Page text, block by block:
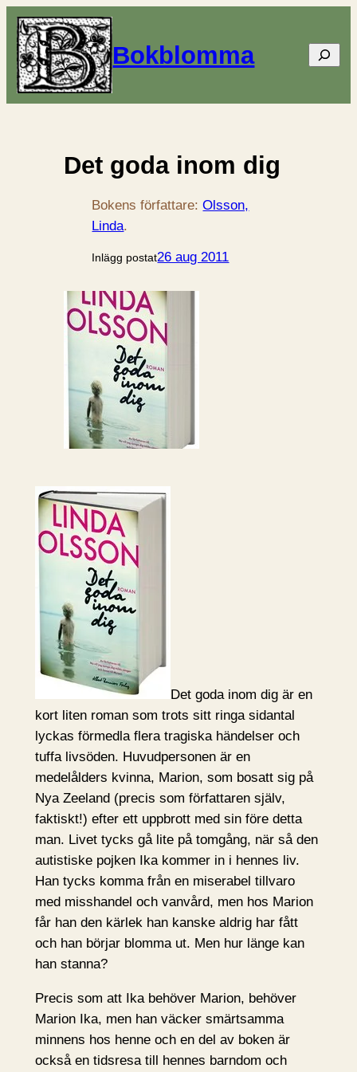
Bokblomma Sök
Det goda inom dig
Bokens författare:Olsson,
Linda.
Inlägg postat26 aug 2011
Det goda inom dig är en
kort liten roman som trots sitt ringa sidantal
lyckas förmedla flera tragiska händelser och
tuffa livsöden. Huvudpersonen är en
medelålders kvinna, Marion, som bosatt sig på
Nya Zeeland (precis som författaren själv,
faktiskt!) efter ett uppbrott med sin före detta
man. Livet tycks gå lite på tomgång, när så den
autistiske pojken Ika kommer in i hennes liv.
Han tycks komma från en miserabel tillvaro
med misshandel och vanvård, men hos Marion
får han den kärlek han kanske aldrig har fått
och han börjar blomma ut. Men hur länge kan
han stanna?
Precis som att Ika behöver Marion, behöver
Marion Ika, men han väcker smärtsamma
minnens hos henne och en del av boken är
också en tidsresa till hennes barndom och